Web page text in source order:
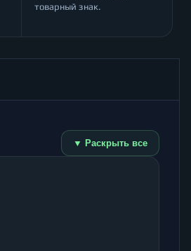
товарный знак.
▼ Раскрыть все